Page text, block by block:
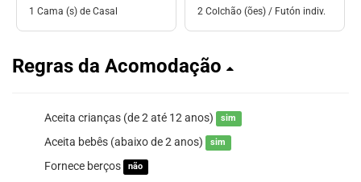
1 Cama (s) de Casal 2 Colchão (ões) / Futón indiv.
Regras da Acomodação
Aceita crianças (de 2 até 12 anos) sim
Aceita bebês (abaixo de 2 anos) sim
Fornece berços não